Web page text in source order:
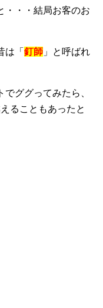
・・・結局お客のお
は「 釘師 」と呼ばれ
ググってみたら、
ることもあったと